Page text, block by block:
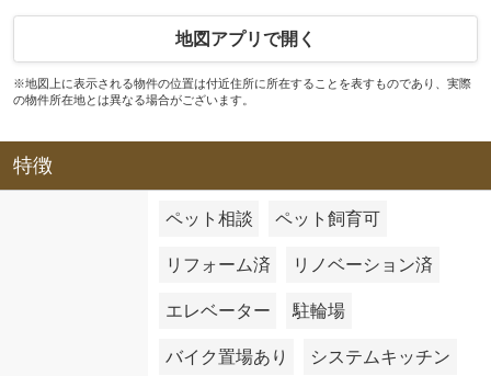
地図アプリで開く
※地図上に表示される物件の位置は付近住所に所在することを表すものであり、実際
の物件所在地とは異なる場合がございます。
特徴
ペット相談 ペット飼育可
リフォーム済 リノベーション済
エレベーター 駐輪場
バイク置場あり システムキッチン